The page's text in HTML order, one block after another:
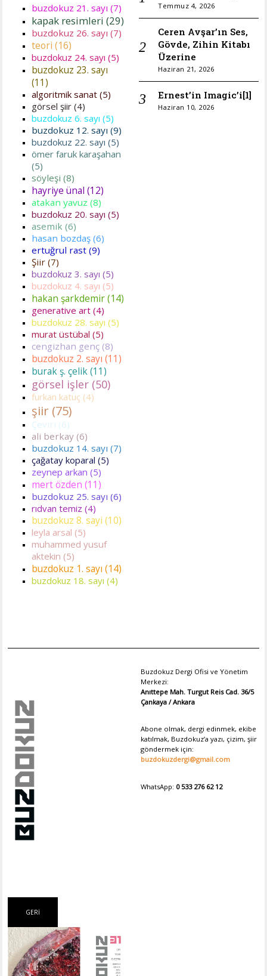
Temmuz 4, 2026
Ceren Avşar’ın Ses,
Gövde, Zihin Kitabı
Üzerine
Haziran 21, 2026
Ernest’in Imagic’i[1]
Haziran 10, 2026
buzdokuz 21. sayı (7)
kapak resimleri (29)
buzdokuz 26. sayı (7)
teori (16)
buzdokuz 24. sayı (5)
buzdokuz 23. sayı
(11)
algoritmik sanat (5)
görsel şiir (4)
buzdokuz 6. sayı (5)
buzdokuz 12. sayı (9)
buzdokuz 22. sayı (5)
ömer faruk karaşahan
(5)
söyleşi (8)
hayriye ünal (12)
atakan yavuz (8)
buzdokuz 20. sayı (5)
asemik (6)
hasan bozdaş (6)
ertuğrul rast (9)
Şiir (7)
buzdokuz 3. sayı (5)
buzdokuz 4. sayı (5)
hakan şarkdemir (14)
generative art (4)
buzdokuz 28. sayı (5)
murat üstübal (5)
cengizhan genç (8)
buzdokuz 2. sayı (11)
burak ş. çelik (11)
görsel işler (50)
furkan katuç (4)
şiir (75)
Çeviri (6)
ali berkay (6)
buzdokuz 14. sayı (7)
çağatay koparal (5)
zeynep arkan (5)
mert özden (11)
buzdokuz 25. sayı (6)
rıdvan temiz (4)
buzdokuz 8. sayi (10)
leyla arsal (5)
muhammed yusuf
aktekin (5)
buzdokuz 1. sayı (14)
buzdokuz 18. sayı (4)
Buzdokuz Dergi Ofisi ve Yönetim
Merkezi:
Anıttepe Mah. Turgut Reis Cad. 36/5
Çankaya / Ankara
Abone olmak, dergi edinmek, ekibe
katılmak, Buzdokuz’a yazı, çizim, şiir
göndermek için:
buzdokuzdergi@gmail.com
WhatsApp: 0 533 276 62 12